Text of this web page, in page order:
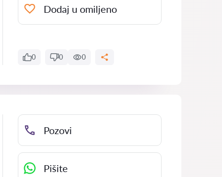
Dodaj u omiljeno
0 0 0
Pozovi
Pišite